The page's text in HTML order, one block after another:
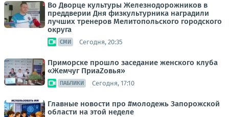
Во Дворце культуры Железнодорожников в
преддверии Дня физкультурника наградили
лучших тренеров Мелитопольского городского
округа
СМИ Сегодня, 20:35
Приморске прошло заседание женского клуба
«Жемчуг ПриаZовья»
ПАБЛИКИ Сегодня, 17:10
Главные новости про #молодежь Запорожской
области на этой неделе